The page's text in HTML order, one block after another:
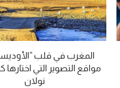
المغرب في قلب
مواقع التصوير التي اختارها
نولان